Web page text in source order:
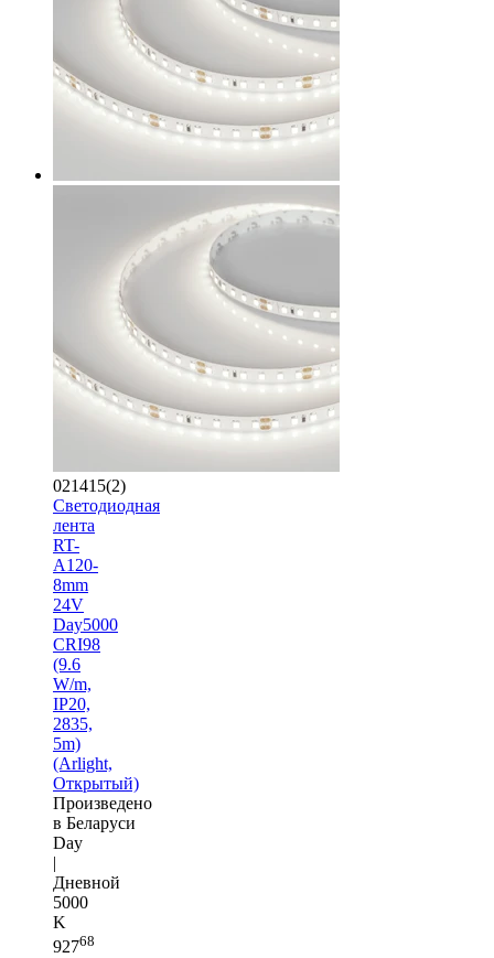
021415(2)
Светодиодная
лента
RT-
A120-
8mm
24V
Day5000
CRI98
(9.6
W/m,
IP20,
2835,
5m)
(Arlight,
Открытый)
Произведено
в Беларуси
Day
|
Дневной
5000
K
92768